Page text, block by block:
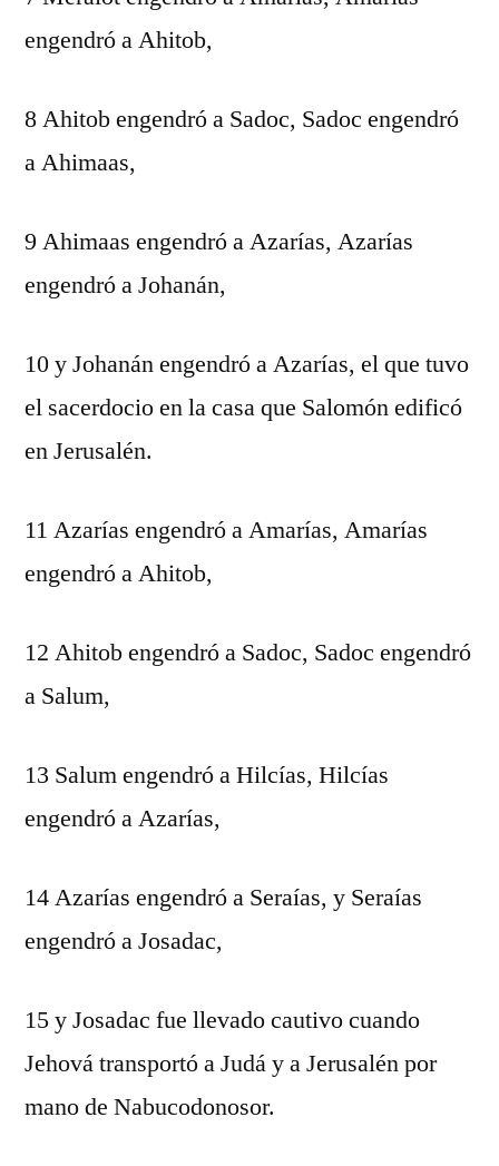
engendró a Ahitob,
8 Ahitob engendró a Sadoc, Sadoc engendró
a Ahimaas,
9 Ahimaas engendró a Azarías, Azarías
engendró a Johanán,
10 y Johanán engendró a Azarías, el que tuvo
el sacerdocio en la casa que Salomón edificó
en Jerusalén.
11 Azarías engendró a Amarías, Amarías
engendró a Ahitob,
12 Ahitob engendró a Sadoc, Sadoc engendró
a Salum,
13 Salum engendró a Hilcías, Hilcías
engendró a Azarías,
14 Azarías engendró a Seraías, y Seraías
engendró a Josadac,
15 y Josadac fue llevado cautivo cuando
Jehová transportó a Judá y a Jerusalén por
mano de Nabucodonosor.